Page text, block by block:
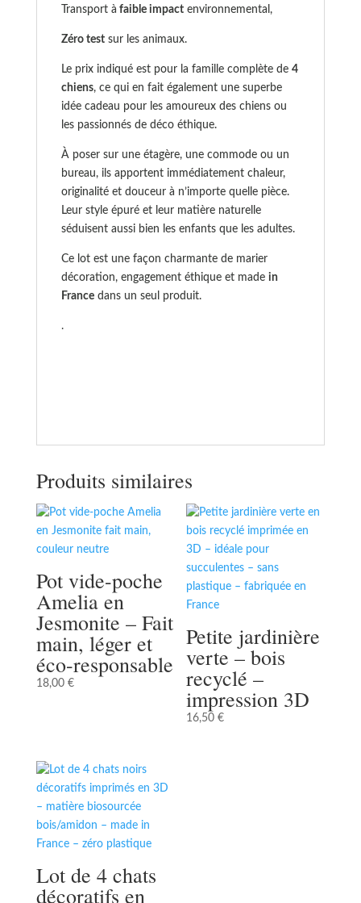
Transport à faible impactenvironnemental,
Zéro testsur les animaux.
Le prix indiqué est pour la famille complète de 4
chiens, ce qui en fait également une superbe
idée cadeau pour les amoureux des chiens ou
les passionnés de déco éthique.
À poser sur une étagère, une commode ou un
bureau, ils apportent immédiatement chaleur,
originalité et douceur à n’importe quelle pièce.
Leur style épuré et leur matière naturelle
séduisent aussi bien les enfants que les adultes.
Ce lot est une façon charmante de marier
décoration, engagement éthique et made in
Francedans un seul produit.
.
Produits similaires
Pot vide-poche
Amelia en
Jesmonite – Fait
main, léger et
éco-responsable
18,00 €
Petite jardinière
verte – bois
recyclé –
impression 3D
16,50€
Lot de 4 chats
décoratifs en